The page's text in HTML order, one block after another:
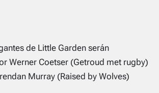
de Little Garden serán
Werner Coetser (Getroud met rugby)
Murray (Raised by Wolves)